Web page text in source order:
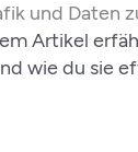
und Daten
Artikel
wie du sie